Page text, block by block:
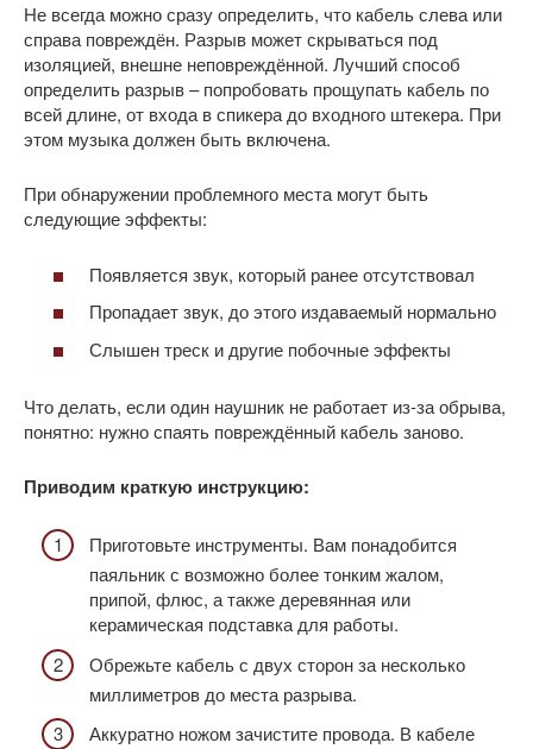
Не всегда можно сразу определить, что кабель слева или
справа повреждён. Разрыв может скрываться под
изоляцией, внешне неповреждённой. Лучший способ
определить разрыв – попробовать прощупать кабель по
всей длине, от входа в спикера до входного штекера. При
этом музыка должен быть включена.
При обнаружении проблемного места могут быть
следующие эффекты:
Появляется звук, который ранее отсутствовал
Пропадает звук, до этого издаваемый нормально
Слышен треск и другие побочные эффекты
Что делать, если один наушник не работает из-за обрыва,
понятно: нужно спаять повреждённый кабель заново.
Приводим краткую инструкцию:
Приготовьте инструменты. Вам понадобится
паяльник с возможно более тонким жалом,
припой, флюс, а также деревянная или
керамическая подставка для работы.
Обрежьте кабель с двух сторон за несколько
миллиметров до места разрыва.
Аккуратно ножом зачистите провода. В кабеле